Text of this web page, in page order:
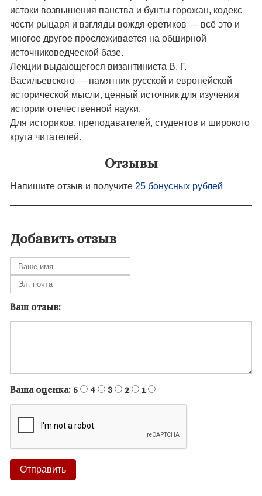
истоки возвышения панства и бунты горожан, кодекс
чести рыцаря и взгляды вождя еретиков — всё это и
многое другое прослеживается на обширной
источниковедческой базе.
Лекции выдающегося византиниста В. Г.
Васильевского — памятник русской и европейской
исторической мысли, ценный источник для изучения
истории отечественной науки.
Для историков, преподавателей, студентов и широкого
круга читателей.
Отзывы
Напишите отзыв и получите 25 бонусных рублей
Добавить отзыв
Ваш отзыв:
Ваша оценка: 5 4 3 2 1